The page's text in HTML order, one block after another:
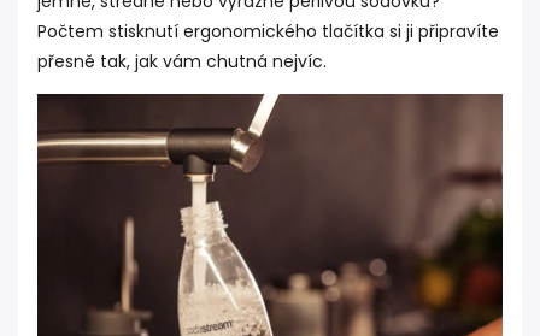
Počtem stisknutí ergonomického tlačítka si ji připravíte
přesně tak, jak vám chutná nejvíc.